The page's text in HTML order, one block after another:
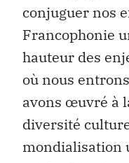
conjuguer nos
Francophonie
hauteur des
où nous
avons œuvré à
diversité
mondialisation